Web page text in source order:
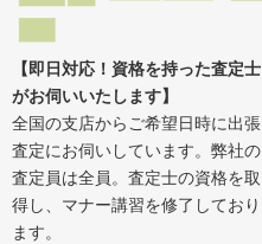
【即日対応！資格を持った査定士
がお伺いいたします】
全国の支店からご希望日時に出張
査定にお伺いしています。弊社の
査定員は全員。査定士の資格を取
得し、マナー講習を修了しており
ます。